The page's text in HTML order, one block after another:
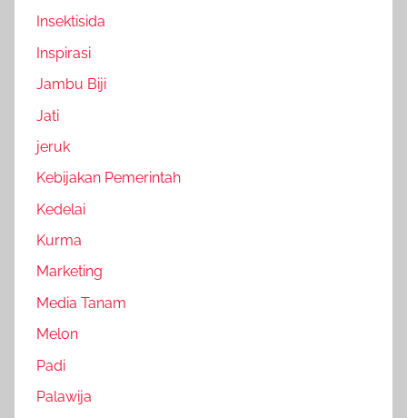
Insektisida
Inspirasi
Jambu Biji
Jati
jeruk
Kebijakan Pemerintah
Kedelai
Kurma
Marketing
Media Tanam
Melon
Padi
Palawija